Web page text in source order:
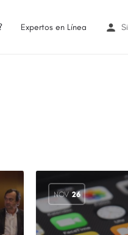
Expertos en Línea
NOV 26